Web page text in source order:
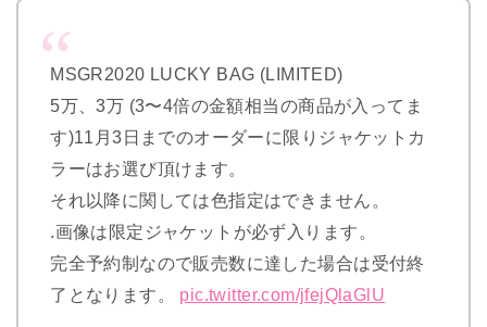
MSGR2020 LUCKY BAG (LIMITED)
5万、3万 (3〜4倍の金額相当の商品が入ってま
す)11月3日までのオーダーに限りジャケットカ
ラーはお選び頂けます。
それ以降に関しては色指定はできません。
.画像は限定ジャケットが必ず入ります。
完全予約制なので販売数に達した場合は受付終
了となります。 pic.twitter.com/jfejQlaGlU